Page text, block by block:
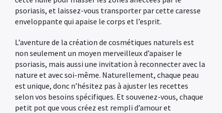
psoriasis, et laissez-vous transporter par cette caresse
enveloppante qui apaise le corps et l’esprit.
L’aventure de la création de cosmétiques naturels est
non seulement un moyen merveilleux d’apaiser le
psoriasis, mais aussi une invitation à reconnecter avec la
nature et avec soi-même. Naturellement, chaque peau
est unique, donc n’hésitez pas à ajuster les recettes
selon vos besoins spécifiques. Et souvenez-vous, chaque
petit pot que vous créez est rempli d’amour et